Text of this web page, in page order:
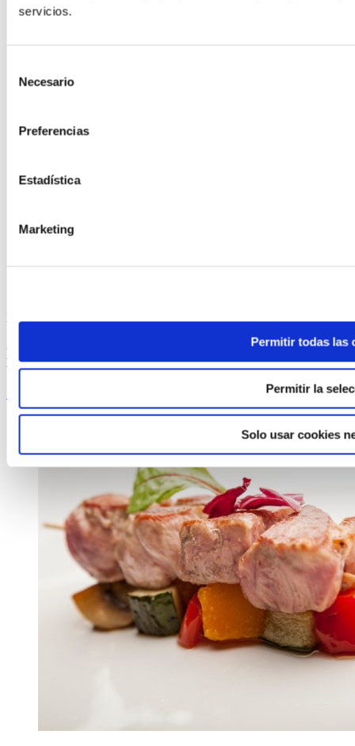
servicios.
Necesario
Preferencias
Estadística
Marketing
Permitir todas las
Permitir la
Solo usar cookies
ELABORADA POR EL EQUIPO COREN
Costillas a la barbacoa de cerdo Selecta al horno con patatas
Deluxe